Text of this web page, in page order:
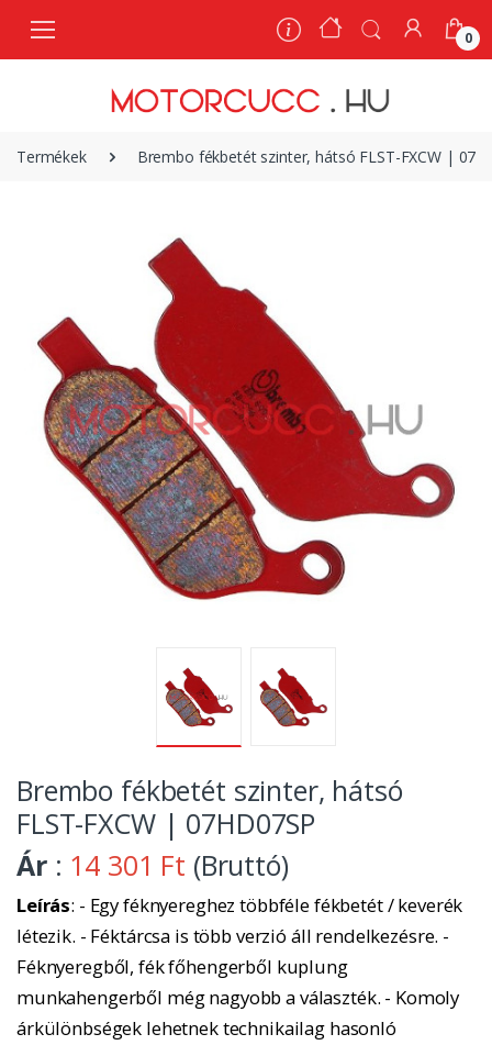
0
Termékek Brembo fékbetét szinter, hátsó FLST-FXCW |
Brembo fékbetét szinter, hátsó
FLST-FXCW | 07HD07SP
Ár : 14 301 Ft (Bruttó)
Leírás: - Egy féknyereghez többféle fékbetét / keverék
létezik. - Féktárcsa is több verzió áll rendelkezésre. -
Féknyeregből, fék főhengerből kuplung
munkahengerből még nagyobb a választék. - Komoly
árkülönbségek lehetnek technikailag hasonló
0